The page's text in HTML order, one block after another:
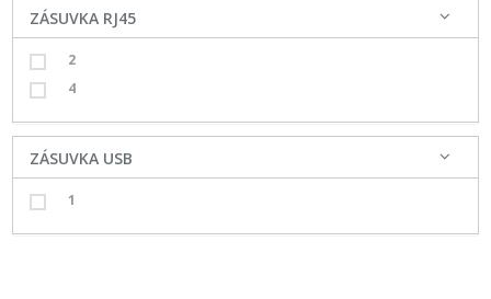
ZÁSUVKA RJ45
2
4
ZÁSUVKA USB
1